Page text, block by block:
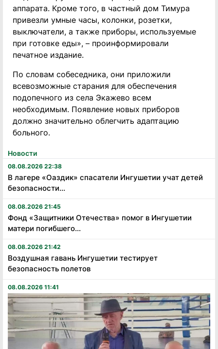
Новости
08.08.2026 22:38
В лагере «Оаздик» спасатели Ингушетии учат детей
безопасности...
08.08.2026 21:45
Фонд «Защитники Отечества» помог в Ингушетии
матери погибшего...
08.08.2026 21:42
Воздушная гавань Ингушетии тестирует
безопасность полетов
08.08.2026 11:41
аппарата. Кроме того, в частный дом Тимура
привезли умные часы, колонки, розетки,
выключатели, а также приборы, используемые
при готовке еды», – проинформировали
печатное издание.
По словам собеседника, они приложили
всевозможные старания для обеспечения
подопечного из села Экажево всем
необходимым. Появление новых приборов
должно значительно облегчить адаптацию
больного.